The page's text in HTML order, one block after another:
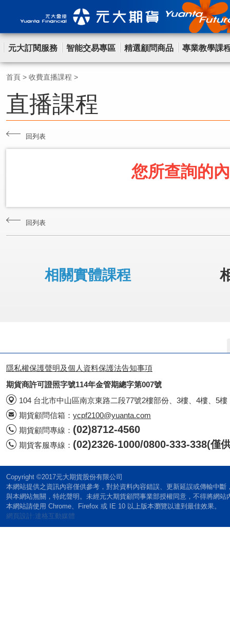
元大訂閱服務 智能交易專區 精選顧問商品 專業教學課
首頁 > 收費直播課程 >
直播課程
回列表
您所查詢的
回列表
相關實體課程
隱私權保護聲明及個人資料保護法告知事項
期貨商許可證照字號114年金管期總字第007號
104 台北市中山區南京東路二段77號2樓部份、3樓、4樓、5樓
期貨顧問信箱： ycpf2100@yuanta.com
期貨顧問專線： (02)8712-4560
期貨客服專線： (02)2326-1000/0800-333-338(僅
Copyright ©2017元大期貨股份有限公司
本網站提供之資訊內容僅供參考，對於資料內容錯誤、更新延誤或傳輸中
與本網站無關，特此聲明。未經元大期貨顧問事業部授權同意，不得將網站
本網站請使用 Chrome、Firefox 或 IE 10 以上版本瀏覽以達到最佳效果。
網頁設計:達格互動媒體